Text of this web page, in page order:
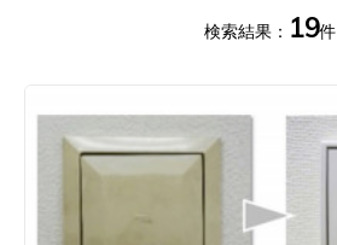
検索結果： 19件